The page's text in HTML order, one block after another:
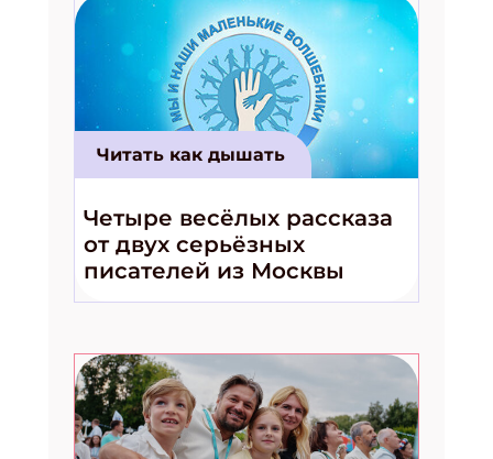
Читать как дышать
Четыре весёлых рассказа
от двух серьёзных
писателей из Москвы